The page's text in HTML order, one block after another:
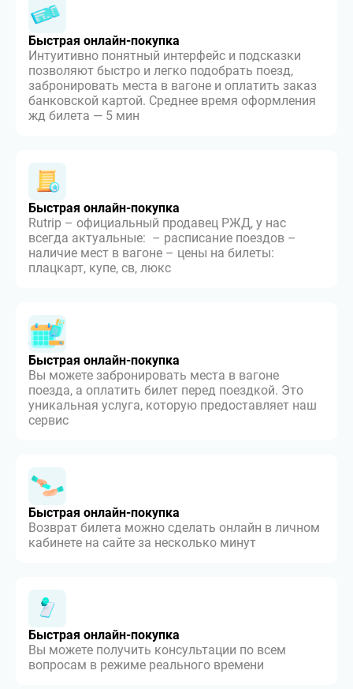
Быстрая онлайн-покупка
Интуитивно понятный интерфейс и подсказки
позволяют быстро и легко подобрать поезд,
забронировать места в вагоне и оплатить заказ
банковской картой. Среднее время оформления
жд билета — 5 мин
Быстрая онлайн-покупка
Rutrip – официальный продавец РЖД, у нас
всегда актуальные: – расписание поездов –
наличие мест в вагоне – цены на билеты:
плацкарт, купе, св, люкс
Быстрая онлайн-покупка
Вы можете забронировать места в вагоне
поезда, а оплатить билет перед поездкой. Это
уникальная услуга, которую предоставляет наш
сервис
Быстрая онлайн-покупка
Возврат билета можно сделать онлайн в личном
кабинете на сайте за несколько минут
Быстрая онлайн-покупка
Вы можете получить консультации по всем
вопросам в режиме реального времени